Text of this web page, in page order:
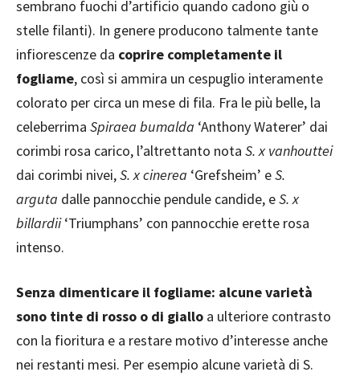
sembrano fuochi d’artificio quando cadono giù o
stelle filanti). In genere producono talmente tante
infiorescenze da coprire completamente il
fogliame, così si ammira un cespuglio interamente
colorato per circa un mese di fila. Fra le più belle, la
celeberrima Spiraea bumalda ‘Anthony Waterer’ dai
corimbi rosa carico, l’altrettanto nota S. x vanhouttei
dai corimbi nivei,S. x cinerea ‘Grefsheim’ eS.
arguta dalle pannocchie pendule candide, eS. x
billardii‘Triumphans’ con pannocchie erette rosa
intenso.
Senza dimenticare il fogliame: alcune varietà
sono tinte di rosso o di giallo a ulteriore contrasto
con la fioritura e a restare motivo d’interesse anche
nei restanti mesi. Per esempio alcune varietà di S.